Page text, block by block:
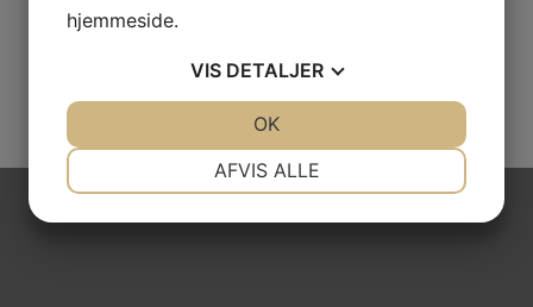
hjemmeside.
VIS DETALJER
AFVIS ALLE
OK